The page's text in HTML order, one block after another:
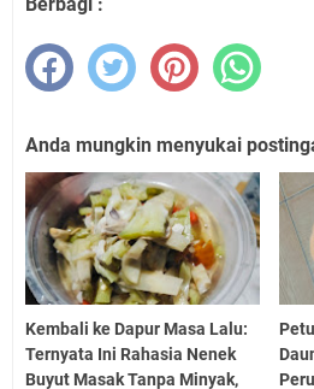
Anda mungkin menyukai
Kembali ke Dapur Masa Lalu:
Ternyata Ini Rahasia Nenek
Buyut Masak Tanpa Minyak,